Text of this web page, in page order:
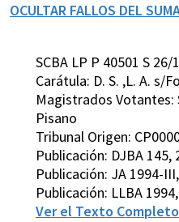
OCULTAR FALLOS DEL
SCBA LP P 40501 S
Carátula: D. S. ,L. A. s/
Magistrados Votantes:
Pisano
Tribunal Origen:
Publicación: DJBA 145,
Publicación: JA 1994-
Publicación: LLBA
Ver el Texto